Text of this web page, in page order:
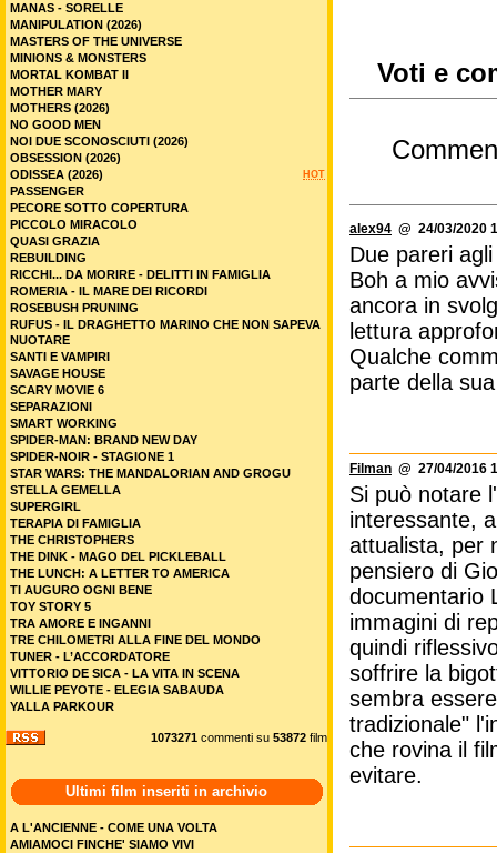
Voti e
alex94 @ 24/03/2020
Due pareri
Boh a mio
ancora in
lettura
Qualche
parte della
Filman @ 27/04/2016
Si può notare
interessante,
attualista, per
pensiero di
documentario
immagini di
quindi
soffrire la
sembra
tradizionale"
che rovina il
evitare.
MANAS - SORELLE
MANIPULATION (2026)
MASTERS OF THE UNIVERSE
MINIONS & MONSTERS
MORTAL KOMBAT II
MOTHER MARY
MOTHERS (2026)
NO GOOD MEN
NOI DUE SCONOSCIUTI (2026)
OBSESSION (2026)
HOT
ODISSEA (2026)
PASSENGER
PECORE SOTTO COPERTURA
PICCOLO MIRACOLO
QUASI GRAZIA
REBUILDING
RICCHI... DA MORIRE - DELITTI IN FAMIGLIA
ROMERIA - IL MARE DEI RICORDI
ROSEBUSH PRUNING
RUFUS - IL DRAGHETTO MARINO CHE NON SAPEVA
NUOTARE
SANTI E VAMPIRI
SAVAGE HOUSE
SCARY MOVIE 6
SEPARAZIONI
SMART WORKING
SPIDER-MAN: BRAND NEW DAY
SPIDER-NOIR - STAGIONE 1
STAR WARS: THE MANDALORIAN AND GROGU
STELLA GEMELLA
SUPERGIRL
TERAPIA DI FAMIGLIA
THE CHRISTOPHERS
THE DINK - MAGO DEL PICKLEBALL
THE LUNCH: A LETTER TO AMERICA
TI AUGURO OGNI BENE
TOY STORY 5
TRA AMORE E INGANNI
TRE CHILOMETRI ALLA FINE DEL MONDO
TUNER - L’ACCORDATORE
VITTORIO DE SICA - LA VITA IN SCENA
WILLIE PEYOTE - ELEGIA SABAUDA
YALLA PARKOUR
1073271 commenti su 53872 film
Ultimi film inseriti in archivio
A L'ANCIENNE - COME UNA VOLTA
AMIAMOCI FINCHE' SIAMO VIVI